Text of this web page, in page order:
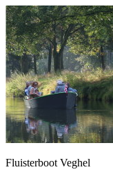
Fluisterboot Veghel